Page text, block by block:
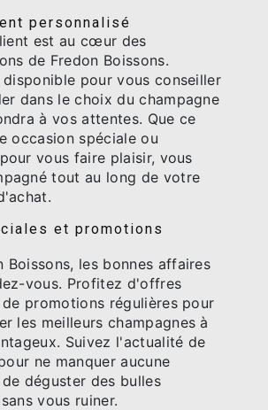
personnalisé
est au cœur des
de Fredon Boissons.
disponible pour vous conseiller
dans le choix du champagne
à vos attentes. Que ce
occasion spéciale ou
vous faire plaisir, vous
tout au long de votre
et promotions
Boissons, les bonnes affaires
vous. Profitez d'offres
promotions régulières pour
les meilleurs champagnes à
Suivez l'actualité de
ne manquer aucune
déguster des bulles
vous ruiner.